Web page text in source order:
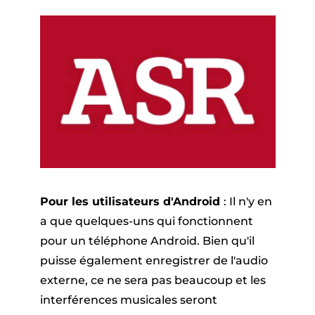
Pour les utilisateurs d'Android : Il n'y en
a que quelques-uns qui fonctionnent
pour un téléphone Android. Bien qu'il
puisse également enregistrer de l'audio
externe, ce ne sera pas beaucoup et les
interférences musicales seront